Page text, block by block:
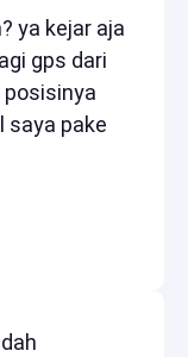
ya kejar aja
gps dari
saya pake